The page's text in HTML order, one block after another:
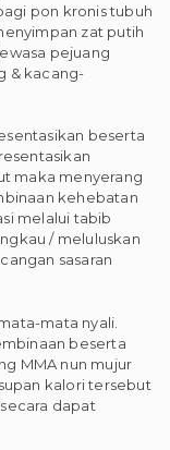
pon kronis tubuh
zat putih
pejuang
& kacang-
beserta
maka menyerang
kehebatan
melalui tabib
/ meluluskan
sasaran
mata nyali.
beserta
MMA nun mujur
kalori tersebut
dapat